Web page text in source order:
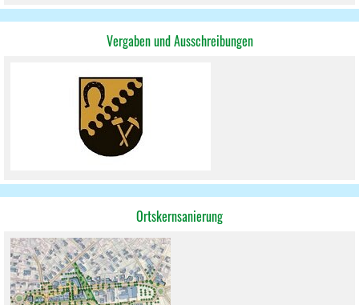
Vergaben und Ausschreibungen
Ortskernsanierung